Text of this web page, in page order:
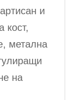
и
кост,
метална
на